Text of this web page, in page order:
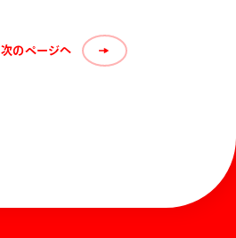
次のページへ